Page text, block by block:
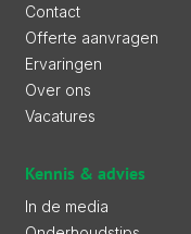
Contact
Offerte aanvragen
Ervaringen
Over ons
Vacatures
Kennis & advies
In de media